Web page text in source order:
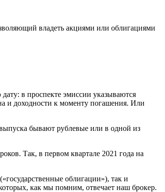
владеть акциями или облигациями
в проспекте эмиссии указываются
и доходности к моменту погашения. Или
бывают рублевые или в одной из
Так, в первом квартале 2021 года на
облигации»), так и
как мы помним, отвечает наш брокер.